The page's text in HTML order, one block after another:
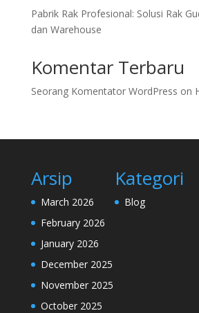
Pabrik Rak Profesional: Solusi Rak
dan Warehouse
Komentar Terbaru
Seorang Komentator WordPress on
Arsip
March 2026
February 2026
January 2026
December 2025
November 2025
October 2025
Kategori
Blog